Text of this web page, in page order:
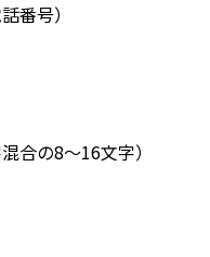
番号）
合の8～16文字）